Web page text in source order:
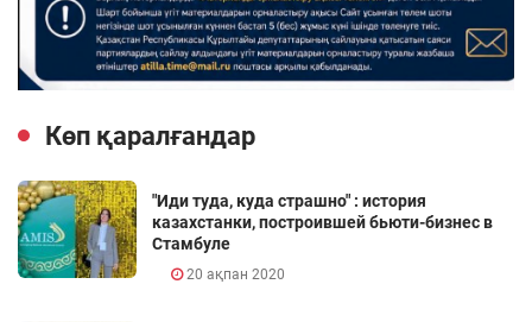
Көп қаралғандар
"Иди туда, куда страшно" : история
казахстанки, построившей бьюти-бизнес в
Стамбуле
20 ақпан 2020